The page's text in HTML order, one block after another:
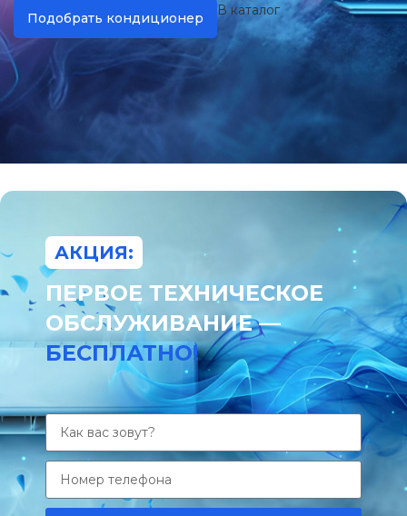
Подобрать кондиционер В каталог
АКЦИЯ:
ПЕРВОЕ ТЕХНИЧЕСКОЕ
ОБСЛУЖИВАНИЕ —
БЕСПЛАТНО!